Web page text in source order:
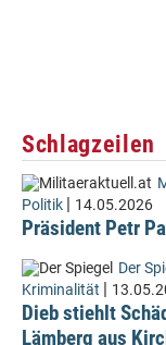
Schlagzeilen
Politik | 14.05.2026
Präsident Petr
Der
Kriminalität |
Dieb stiehlt
Lämberg aus